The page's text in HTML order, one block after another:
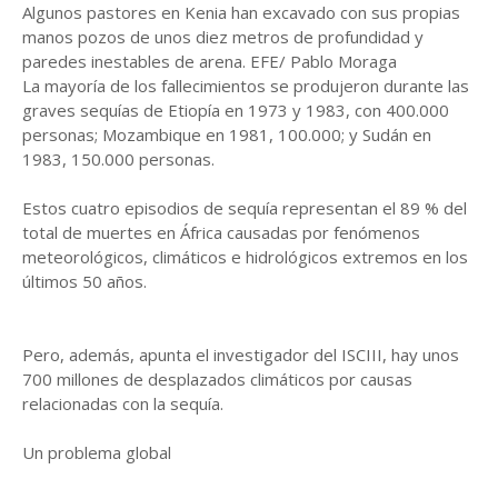
Algunos pastores en Kenia han excavado con sus propias
manos pozos de unos diez metros de profundidad y
paredes inestables de arena. EFE/ Pablo Moraga
La mayoría de los fallecimientos se produjeron durante las
graves sequías de Etiopía en 1973 y 1983, con 400.000
personas; Mozambique en 1981, 100.000; y Sudán en
1983, 150.000 personas.
Estos cuatro episodios de sequía representan el 89 % del
total de muertes en África causadas por fenómenos
meteorológicos, climáticos e hidrológicos extremos en los
últimos 50 años.
Pero, además, apunta el investigador del ISCIII, hay unos
700 millones de desplazados climáticos por causas
relacionadas con la sequía.
Un problema global